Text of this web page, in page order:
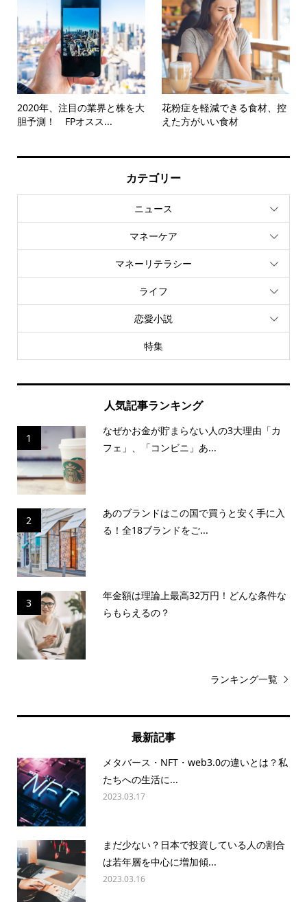
2020年、注目の業界と株を大
胆予測！ FPオスス...
花粉症を軽減できる食材、控
えた方がいい食材
カテゴリー
ニュース
マネーケア
マネーリテラシー
ライフ
恋愛小説
特集
人気記事ランキング
1
なぜかお金が貯まらない人の3大理由「カ
フェ」、「コンビニ」あ...
2
あのブランドはこの国で買うと安く手に入
る！全18ブランドをご...
3
年金額は理論上最高32万円！どんな条件な
らもらえるの？
ランキング一覧
最新記事
メタバース・NFT・web3.0の違いとは？私
たちへの生活に...
2023.03.17
まだ少ない？日本で投資している人の割合
は若年層を中心に増加傾...
2023.03.16